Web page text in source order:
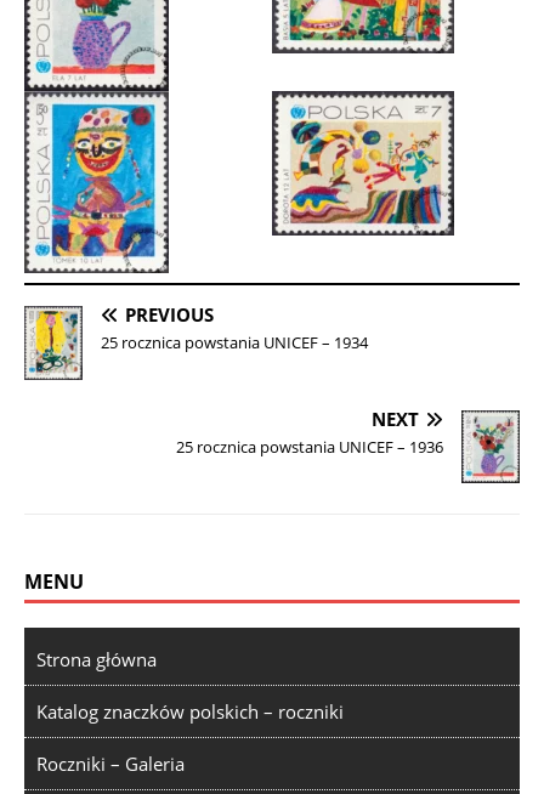
PREVIOUS
25 rocznica powstania UNICEF – 1934
NEXT
25 rocznica powstania UNICEF – 1936
MENU
Strona główna
Katalog znaczków polskich – roczniki
Roczniki – Galeria